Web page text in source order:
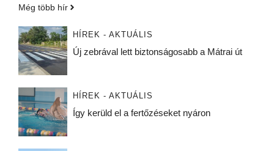
Még több hír
HÍREK - AKTUÁLIS
Új zebrával lett biztonságosabb a Mátrai út
HÍREK - AKTUÁLIS
Így kerüld el a fertőzéseket nyáron